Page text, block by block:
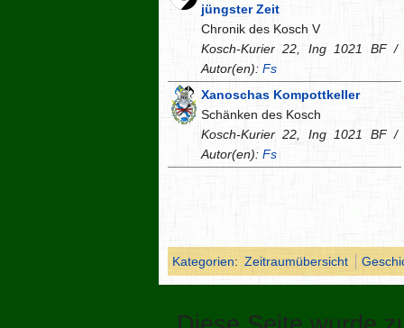
jüngster Zeit
Chronik des Kosch V
Kosch-Kurier 22, Ing 1021 BF /
Autor(en): Fs
Xanoschas Kompottkeller
Schänken des Kosch
Kosch-Kurier 22, Ing 1021 BF /
Autor(en): Fs
Kategorien: Zeitraumübersicht